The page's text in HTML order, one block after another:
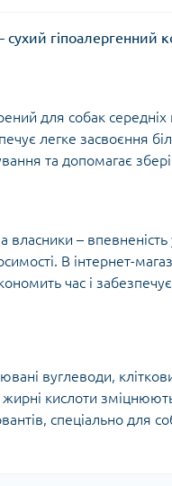
гіпоалергенний
для собак
легке засвоєння
та допомагає
–
В інтернет-
час і забезпечує
вуглеводи,
кислоти
спеціально для